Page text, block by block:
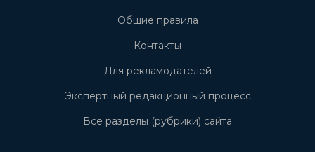
Общие правила
Контакты
Для рекламодателей
Экспертный редакционный процесс
Все разделы (рубрики) сайта